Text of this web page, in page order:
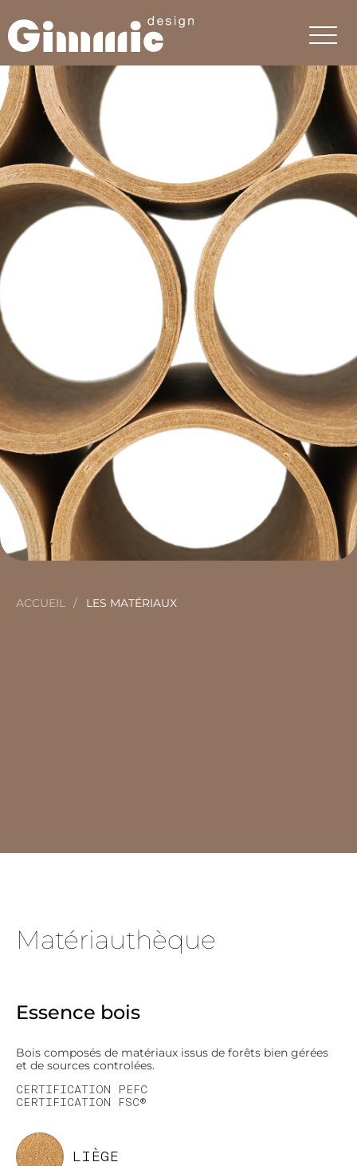
ACCUEIL LES MATÉRIAUX
Matériauthèque
Essence bois
Bois composés de matériaux issus de forêts bien gérées
et de sources controlées.
CERTIFICATION PEFC
CERTIFICATION FSC®
LIÈGE